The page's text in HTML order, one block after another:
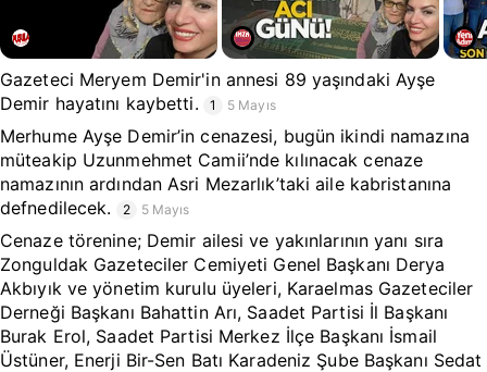
Gazeteci Meryem Demir'in annesi 89 yaşındaki Ayşe
Demir hayatını kaybetti.
1 5 Mayıs
Merhume Ayşe Demir’in cenazesi, bugün ikindi namazına
müteakip Uzunmehmet Camii’nde kılınacak cenaze
namazının ardından Asri Mezarlık’taki aile kabristanına
defnedilecek.
2 5 Mayıs
Cenaze törenine; Demir ailesi ve yakınlarının yanı sıra
Zonguldak Gazeteciler Cemiyeti Genel Başkanı Derya
Akbıyık ve yönetim kurulu üyeleri, Karaelmas Gazeteciler
Derneği Başkanı Bahattin Arı, Saadet Partisi İl Başkanı
Burak Erol, Saadet Partisi Merkez İlçe Başkanı İsmail
Üstüner, Enerji Bir-Sen Batı Karadeniz Şube Başkanı Sedat